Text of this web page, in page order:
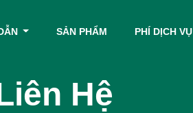
SẢN PHẨM PHÍ DỊCH VỤ
Hệ